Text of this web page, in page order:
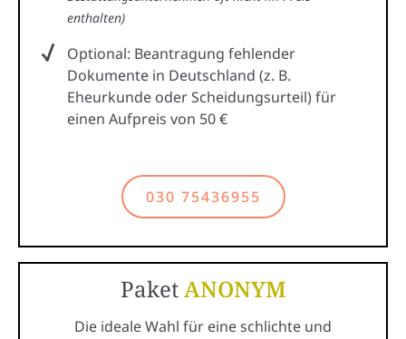
enthalten)
Optional: Beantragung fehlender
Dokumente in Deutschland (z. B.
Eheurkunde oder Scheidungsurteil) für
einen Aufpreis von 50 €
030 75436955
PaketANONYM
Die ideale Wahl für eine schlichte und